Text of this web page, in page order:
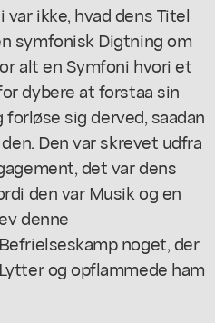
ikke, hvad dens Titel
symfonisk Digtning om
alt en Symfoni hvori et
dybere at forstaa sin
sig derved, saadan
Den var skrevet udfra
det var dens
den var Musik og en
denne
noget, der
og opflammede ham